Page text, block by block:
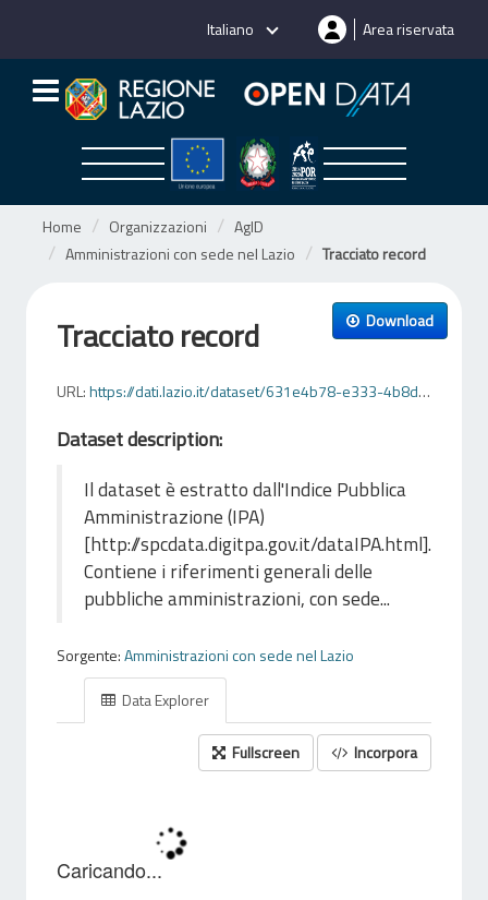
Italiano Area riservata
Home Organizzazioni
AgID
Amministrazioni con sede nel Lazio
Tracciato record
Download
Tracciato record
URL:https://dati.lazio.it/dataset/631e4b78-e333-4b8d-bdd6-07c917658518/resource/2e0dc861-1fb0-4486-8900-cb09f7a86d61/download/tracciatorecord.xlsx
Dataset description:
Il dataset è estratto dall'Indice Pubblica
Amministrazione (IPA)
[http://spcdata.digitpa.gov.it/dataIPA.html].
Contiene i riferimenti generali delle
pubbliche amministrazioni, con sede...
Sorgente:Amministrazioni con sede nel Lazio
Data Explorer
Fullscreen Incorpora